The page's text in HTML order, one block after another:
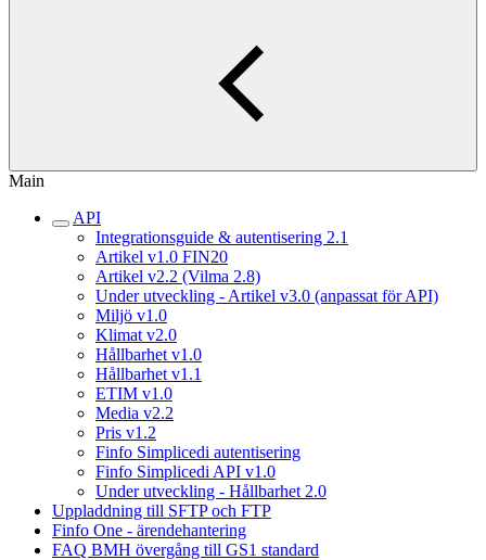
Main
API
Integrationsguide & autentisering 2.1
Artikel v1.0 FIN20
Artikel v2.2 (Vilma 2.8)
Under utveckling - Artikel v3.0 (anpassat för API)
Miljö v1.0
Klimat v2.0
Hållbarhet v1.0
Hållbarhet v1.1
ETIM v1.0
Media v2.2
Pris v1.2
Finfo Simplicedi autentisering
Finfo Simplicedi API v1.0
Under utveckling - Hållbarhet 2.0
Uppladdning till SFTP och FTP
Finfo One - ärendehantering
FAQ BMH övergång till GS1 standard